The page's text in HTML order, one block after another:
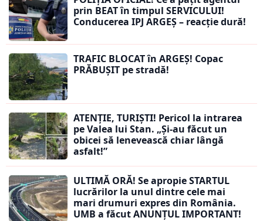
prin BEAT în timpul SERVICULUI!
Conducerea IPJ ARGEȘ – reacție dură!
TRAFIC BLOCAT în ARGEȘ! Copac
PRĂBUȘIT pe stradă!
ATENȚIE, TURIȘTI! Pericol la intrarea
pe Valea lui Stan. „Și-au făcut un
obicei să lenevească chiar lângă
asfalt!”
ULTIMĂ ORĂ! Se apropie STARTUL
lucrărilor la unul dintre cele mai
mari drumuri expres din România.
UMB a făcut ANUNȚUL IMPORTANT!